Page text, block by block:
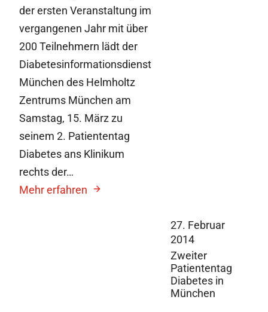
27. Februar
2014
Zweiter
Patiententag
Diabetes in
München
der ersten Veranstaltung im
vergangenen Jahr mit über
200 Teilnehmern lädt der
Diabetesinformationsdienst
München des Helmholtz
Zentrums München am
Samstag, 15. März zu
seinem 2. Patiententag
Diabetes ans Klinikum
rechts der…
Mehr erfahren